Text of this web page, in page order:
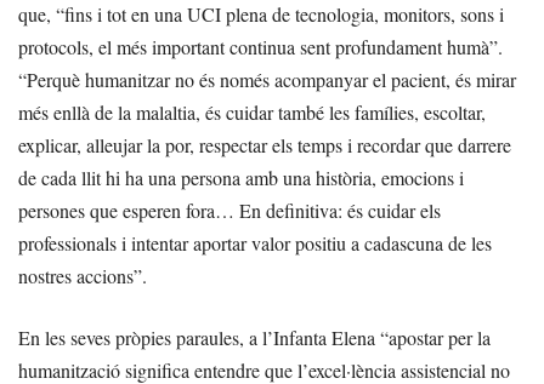
que, “fins i tot en una UCI plena de tecnologia, monitors, sons i
protocols, el més important continua sent profundament humà”.
“Perquè humanitzar no és només acompanyar el pacient, és mirar
més enllà de la malaltia, és cuidar també les famílies, escoltar,
explicar, alleujar la por, respectar els temps i recordar que darrere
de cada llit hi ha una persona amb una història, emocions i
persones que esperen fora… En definitiva: és cuidar els
professionals i intentar aportar valor positiu a cadascuna de les
nostres accions”.
En les seves pròpies paraules, a l’Infanta Elena “apostar per la
humanització significa entendre que l’excel·lència assistencial no